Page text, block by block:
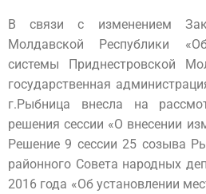
В связи с изменением
Молдавской Республики
системы Приднестровской
государственная
г.Рыбница внесла на
решения сессии «О внесении
Решение 9 сессии 25 созыва
районного Совета народных
2016 года «Об установлении